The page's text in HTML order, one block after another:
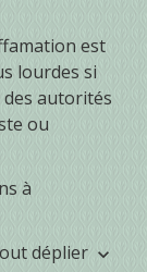
est
lourdes si
autorités
ou
à
déplier keyboard_arrow_down